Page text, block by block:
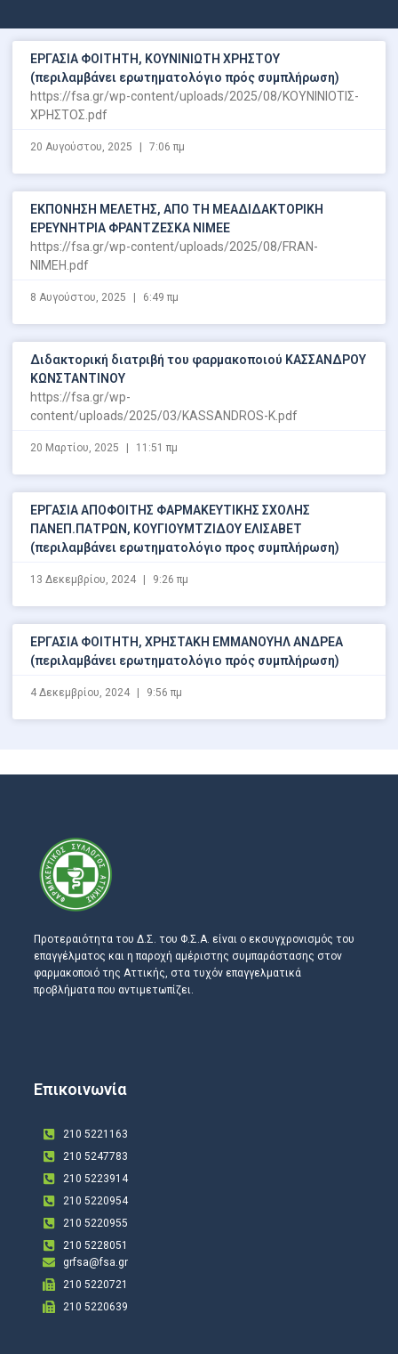
ΕΡΓΑΣΙΑ ΦΟΙΤΗΤΗ, ΚΟΥΝΙΝΙΩΤΗ ΧΡΗΣΤΟΥ
(περιλαμβάνει ερωτηματολόγιο πρός συμπλήρωση)
https://fsa.gr/wp-content/uploads/2025/08/ΚΟΥΝΙΝΙΟΤΙΣ-
ΧΡΗΣΤΟΣ.pdf
20 Αυγούστου, 2025 7:06 πμ
ΕΚΠΟΝΗΣΗ ΜΕΛΕΤΗΣ, ΑΠΟ ΤΗ ΜΕΑΔΙΔΑΚΤΟΡΙΚΗ
ΕΡΕΥΝΗΤΡΙΑ ΦΡΑΝΤΖΕΣΚΑ ΝΙΜΕΕ
https://fsa.gr/wp-content/uploads/2025/08/FRAN-
NIMEH.pdf
8 Αυγούστου, 2025 6:49 πμ
Διδακτορική διατριβή του φαρμακοποιού ΚΑΣΣΑΝΔΡΟΥ
ΚΩΝΣΤΑΝΤΙΝΟΥ
https://fsa.gr/wp-
content/uploads/2025/03/KASSANDROS-K.pdf
20 Μαρτίου, 2025 11:51 πμ
ΕΡΓΑΣΙΑ ΑΠΟΦΟΙΤΗΣ ΦΑΡΜΑΚΕΥΤΙΚΗΣ ΣΧΟΛΗΣ
ΠΑΝΕΠ.ΠΑΤΡΩΝ, ΚΟΥΓΙΟΥΜΤΖΙΔΟΥ ΕΛΙΣΑΒΕΤ
(περιλαμβάνει ερωτηματολόγιο προς συμπλήρωση)
13 Δεκεμβρίου, 2024 9:26 πμ
ΕΡΓΑΣΙΑ ΦΟΙΤΗΤΗ, ΧΡΗΣΤΑΚΗ ΕΜΜΑΝΟΥΗΛ ΑΝΔΡΕΑ
(περιλαμβάνει ερωτηματολόγιο πρός συμπλήρωση)
4 Δεκεμβρίου, 2024 9:56 πμ
Προτεραιότητα του Δ.Σ. του Φ.Σ.Α. είναι ο εκσυγχρονισμός του
επαγγέλματος και η παροχή αμέριστης συμπαράστασης στον
φαρμακοποιό της Αττικής, στα τυχόν επαγγελματικά
προβλήματα που αντιμετωπίζει.
Επικοινωνία
210 5221163
210 5247783
210 5223914
210 5220954
210 5220955
210 5228051
grfsa@fsa.gr
210 5220721
210 5220639